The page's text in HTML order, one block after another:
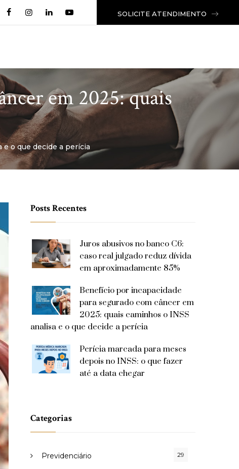
SOLICITE ATENDIMENTO
em 2025: quais
e o que decide a perícia
Posts Recentes
Juros abusivos no banco C6:
caso real julgado reduz dívida
em aproximadamente 85%
Benefício por incapacidade
para segurado com câncer em
2025: quais caminhos o INSS
analisa e o que decide a perícia
Perícia marcada para meses
depois no INSS: o que fazer
até a data chegar
Categorias
Previdenciário 29